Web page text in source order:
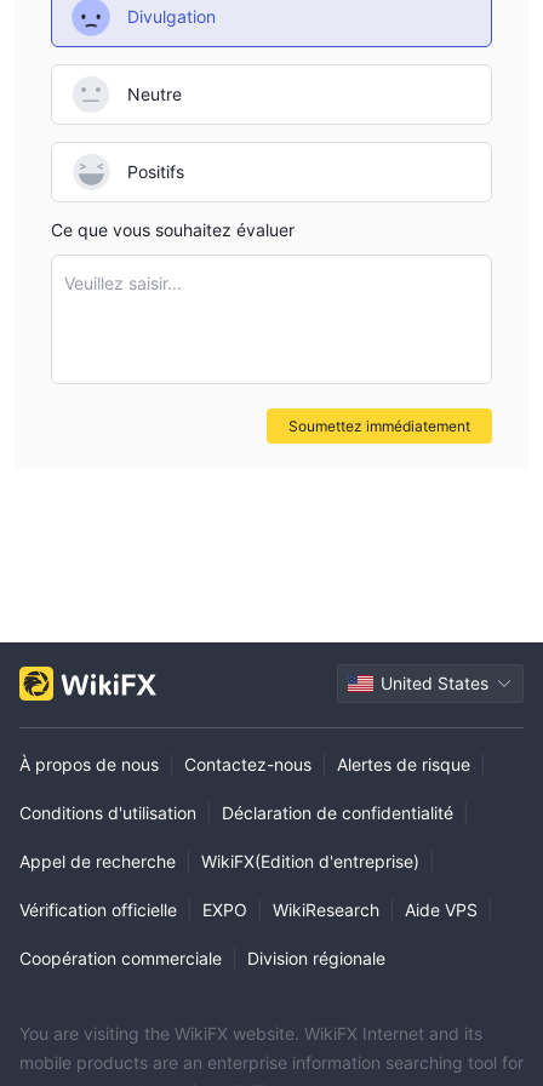
Frais chez ISE FX
Les traders chez ISE FX bénéficient de spreads ultra-bas sur les
principales paires de devises, à partir de
Aucune commission sur les comptes Standard.
les paires de devises et les CFD.
Plateforme de trading
ISE FX fonctionne sur la plateforme
des téléphones Windows®. Pour ceux qui préfèrent le trading
Divulgation
Neutre
Positifs
Ce que vous souhaitez évaluer
Veuillez saisir...
Soumettez immédiatement
United States
À propos de nous Contactez-nous Alertes de risque
Conditions d'utilisation Déclaration de confidentialité
Appel de recherche WikiFX(Edition d'entreprise)
Vérification officielle EXPO WikiResearch Aide VPS
Coopération commerciale Division régionale
You are visiting the WikiFX website. WikiFX Internet and its
mobile products are an enterprise information searching tool for